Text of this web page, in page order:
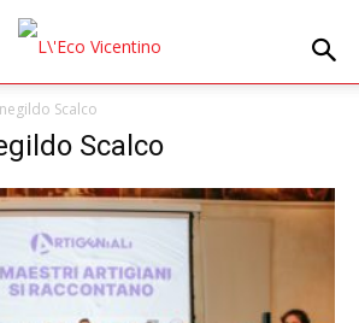
Scalco
Scalco